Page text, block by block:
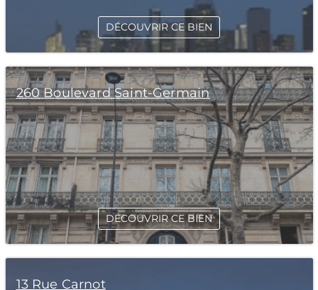
DÉCOUVRIR CE BIEN
260 Boulevard Saint-Germain
DÉCOUVRIR CE BIEN
13 Rue Carnot